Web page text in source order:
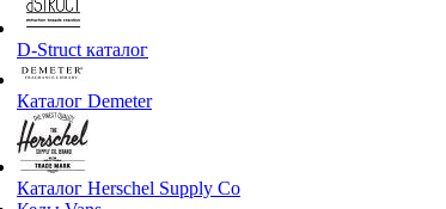
D-Struct каталог
Каталог Demeter
Каталог Herschel Supply Co